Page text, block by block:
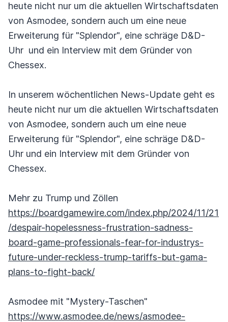
heute nicht nur um die aktuellen Wirtschaftsdaten
von Asmodee, sondern auch um eine neue
Erweiterung für "Splendor", eine schräge D&D-
Uhr und ein Interview mit dem Gründer von
Chessex.
In unserem wöchentlichen News-Update geht es
heute nicht nur um die aktuellen Wirtschaftsdaten
von Asmodee, sondern auch um eine neue
Erweiterung für "Splendor", eine schräge D&D-
Uhr und ein Interview mit dem Gründer von
Chessex.
Mehr zu Trump und Zöllen
https://boardgamewire.com/index.php/2024/11/21
/despair-hopelessness-frustration-sadness-
board-game-professionals-fear-for-industrys-
future-under-reckless-trump-tariffs-but-gama-
plans-to-fight-back/
Asmodee mit "Mystery-Taschen"
https://www.asmodee.de/news/asmodee-